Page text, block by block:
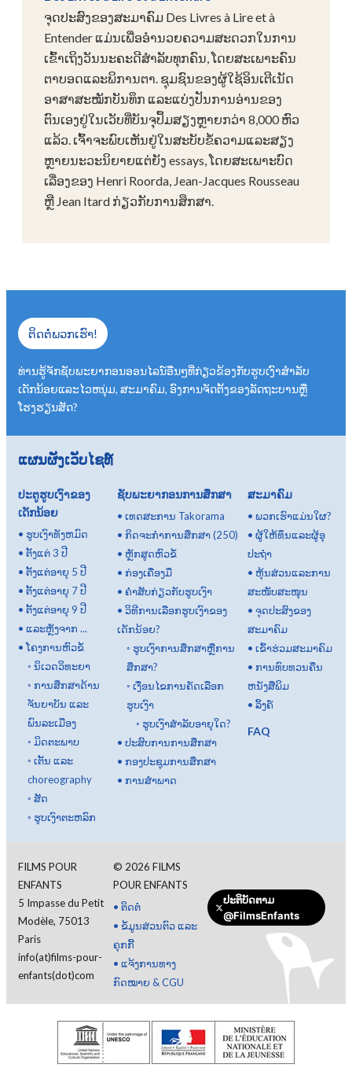
ຈຸດປະສົງຂອງສະມາຄົມ Des Livres à Lire et à
Entender ແມ່ນເພື່ອອໍານວຍຄວາມສະດວກໃນການ
ເຂົ້າເຖິງວັນນະຄະດີສໍາລັບທຸກຄົນ, ໂດຍສະເພາະຄົນ
ຕາບອດແລະພິການຕາ. ຊຸມຊົນຂອງຜູ້ໃຊ້ອິນເຕີເນັດ
ອາສາສະໝັກບັນທຶກ ແລະແບ່ງປັນການອ່ານຂອງ
ຕົນເອງຢູ່ໃນເວັບທີ່ບັນຈຸປຶ້ມສຽງຫຼາຍກວ່າ 8,000 ຫົວ
ແລ້ວ. ເຈົ້າຈະພົບເຫັນຢູ່ໃນສະບັບຂໍ້ຄວາມແລະສຽງ
ຫຼາຍນະວະນິຍາຍແຕ່ຍັງ essays, ໂດຍສະເພາະບົດ
ເລື່ອງຂອງ Henri Roorda, Jean-Jacques Rousseau
ຫຼື Jean Itard ກ່ຽວກັບການສຶກສາ.
ຕິດຕໍ່ພວກເຮົາ!
ທ່ານຮູ້ຈັກຊັບພະຍາກອນອອນໄລນ໌ອື່ນໆທີ່ກ່ຽວຂ້ອງກັບຮູບເງົາສໍາລັບ
ເດັກນ້ອຍແລະໄວຫນຸ່ມ, ສະມາຄົມ, ອົງການຈັດຕັ້ງຂອງລັດຖະບານຫຼື
ໂຮງຮຽນສັດ?
ແຜນຜັງເວັບໄຊທ໌
ປະຕູຮູບເງົາຂອງ
ເດັກນ້ອຍ
• ຮູບເງົາທັງຫມົດ
• ຕັ້ງແຕ່ 3 ປີ
• ຕັ້ງແຕ່ອາຍຸ 5 ປີ
• ຕັ້ງແຕ່ອາຍຸ 7 ປີ
• ຕັ້ງແຕ່ອາຍຸ 9 ປີ
• ແລະຫຼັງຈາກ ...
•ໂຄງການຫົວຂໍ້
◦ ນິເວດວິທະຍາ
◦ ການສຶກສາດ້ານ
ຈັນຍາບັນ ແລະ
ພົນລະເມືອງ
◦ ມິດຕະພາບ
◦ ເຕັ້ນ ແລະ
choreography
◦ ສັດ
◦ ຮູບເງົາຕະຫລົກ
ຊັບພະຍາກອນການສຶກສາ
• ເທດສະການ Takorama
• ກິດ​ຈະ​ກໍາ​ການ​ສຶກ​ສາ (250​)
• ຫຼັກສູດຫົວຂໍ້
• ກ່ອງເຄື່ອງມື
• ຄຳສັບກ່ຽວກັບຮູບເງົາ
• ວິທີການເລືອກຮູບເງົາຂອງ
ເດັກນ້ອຍ?
◦ ຮູບເງົາການສຶກສາຫຼືການ
ສຶກສາ?
◦ ເງື່ອນໄຂການຄັດເລືອກ
ຮູບເງົາ
◦ ຮູບເງົາສໍາລັບອາຍຸໃດ?
• ປະສົບການການສຶກສາ
• ກອງປະຊຸມການສຶກສາ
• ການສໍາພາດ
ສະມາຄົມ
•ພວກເຮົາແມ່ນໃຜ?
•ຜູ້ໃຫ້ທຶນແລະຜູ້ອຸ
ປະຖໍາ
• ຫຸ້ນສ່ວນແລະການ
ສະໜັບສະໜຸນ
•ຈຸດປະສົງຂອງ
ສະມາຄົມ
•ເຂົ້າຮ່ວມສະມາຄົມ
•ການທົບທວນຄືນ
ຫນັງສືພິມ
•ລິ້ງຄ໌
FAQ
FILMS POUR
ENFANTS
5 Impasse du Petit
Modèle, 75013
Paris
info(at)films-pour-
enfants(dot)com
© 2026 FILMS
POUR ENFANTS
• ຕິດຕໍ່
• ຂໍ້ມູນສ່ວນຕົວ ແລະ
ຄຸກກີ້
• ແຈ້ງການທາງ
ກົດໝາຍ & CGU
ປະຕິບັດຕາມ
@FilmsEnfants